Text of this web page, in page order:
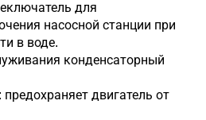
для
насосной станции при
в воде.
конденсаторный
двигатель от